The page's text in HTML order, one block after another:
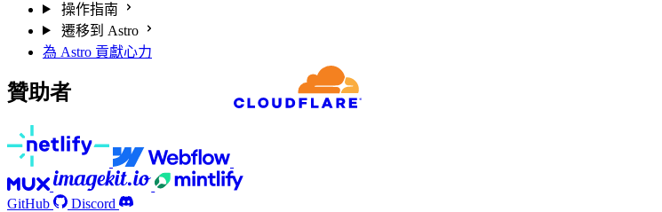
操作指南
遷移到 Astro
為 Astro 貢獻心力
贊助者
GitHub
Discord